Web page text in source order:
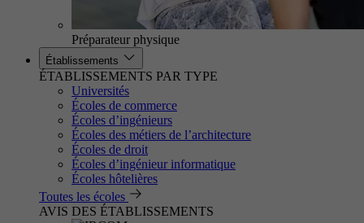
Préparateur physique
Établissements
ÉTABLISSEMENTS PAR TYPE
Universités
Écoles de commerce
Écoles d’ingénieurs
Écoles des métiers de l’architecture
Écoles de droit
Écoles d’ingénieur informatique
Écoles hôtelières
Toutes les écoles
AVIS DES ÉTABLISSEMENTS